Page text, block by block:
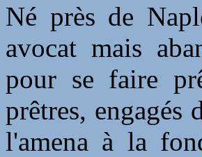
Né près de
avocat mais
pour se faire
prêtres, engagés
l'amena à la